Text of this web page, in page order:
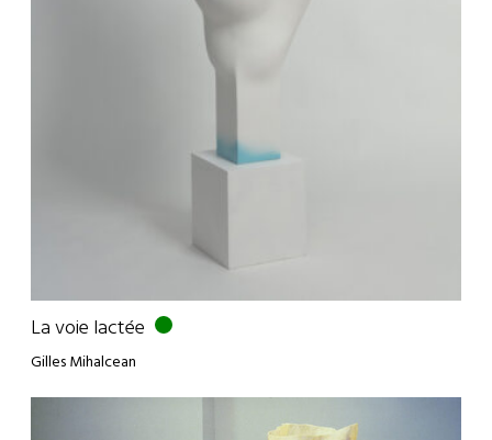
La voie lactée
Gilles Mihalcean